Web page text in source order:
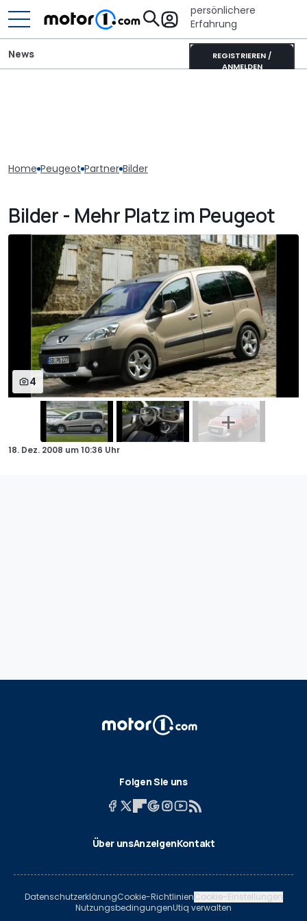
persönlichere
Erfahrung
REGISTRIEREN /
ANMELDEN
News
Home Peugeot Partner Bilder
Bilder - Mehr Platz im Peugeot
4
18. Dez. 2008 um10:36 Uhr
Folgen Sie uns
Über unsAnzeigenKontakt
DatenschutzerklärungCookie-RichtlinienCookie-Einstellungen
NutzungsbedingungenUtiq verwalten